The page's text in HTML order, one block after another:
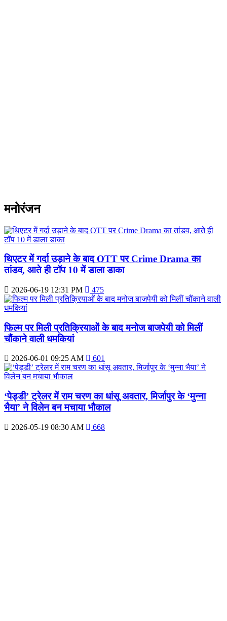
मनोरंजन
थिएटर में गर्दा उड़ाने के बाद OTT पर Crime Drama का
तांडव, आते ही टॉप 10 में डाला डाका
2026-06-19 12:31 PM 475
फिल्म पर मिली प्रतिक्रियाओं के बाद मनोज बाजपेयी को मिलीं
चौंकाने वाली धमकियां
2026-06-01 09:25 AM 601
‘पेड्डी’ ट्रेलर में राम चरण का धांसू अवतार, मिर्जापुर के ‘मुन्ना
भैया’ ने विलेन बन मचाया भौकाल
2026-05-19 08:30 AM 668